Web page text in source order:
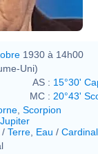
1930 à 14h00
Uni)
AS : 15°30'
MC : 20°43'
Scorpion
Jupiter
/ Terre Eau / Cardinal